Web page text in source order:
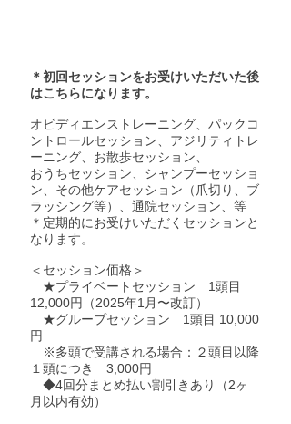
＊初回セッションをお受けいただいた後
はこちらになります。
オビディエンストレーニング、パックコ
ントロールセッション、アジリティトレ
ーニング、 お散歩セッション、
おうちセッション、シャンプーセッショ
ン、その他ケアセッション（爪切り、ブ
ラッシング等）、通院セッション、等​
＊定期的にお受けいただくセッションと
なります。
＜セッション価格＞​
★プライベートセッション 1頭目
12,000円（2025年1月〜改訂）
★グループセッション 1頭目 10,000
円
※多頭で受講される場合：２頭目以降
１頭につき 3,000円
◆4回分まとめ払い割引きあり（2ヶ
月以内有効）